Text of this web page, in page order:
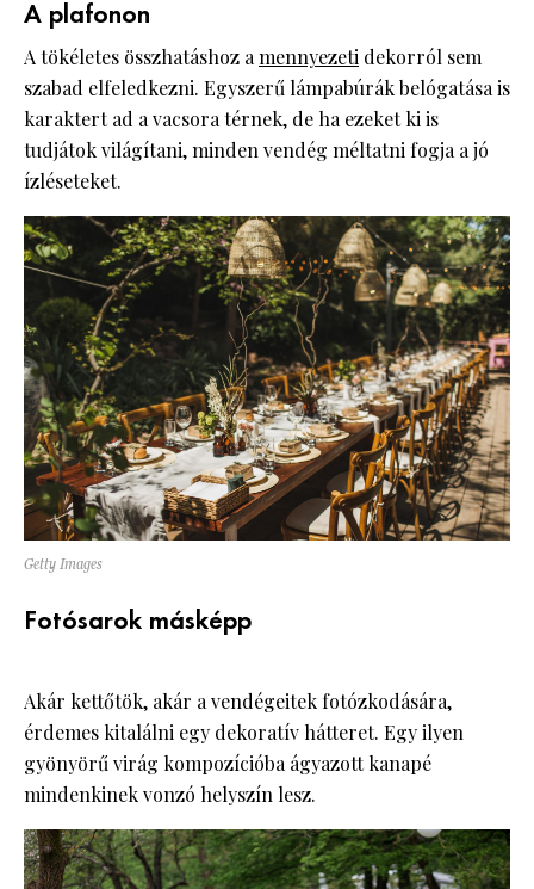
A plafonon
A tökéletes összhatáshoz a mennyezeti dekorról sem
szabad elfeledkezni. Egyszerű lámpabúrák belógatása is
karaktert ad a vacsora térnek, de ha ezeket ki is
tudjátok világítani, minden vendég méltatni fogja a jó
ízléseteket.
Getty Images
Fotósarok másképp
Akár kettőtök, akár a vendégeitek fotózkodására,
érdemes kitalálni egy dekoratív hátteret. Egy ilyen
gyönyörű virág kompozícióba ágyazott kanapé
mindenkinek vonzó helyszín lesz.